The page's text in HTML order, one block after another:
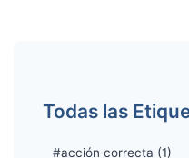
Todas las
#acción correcta (1)